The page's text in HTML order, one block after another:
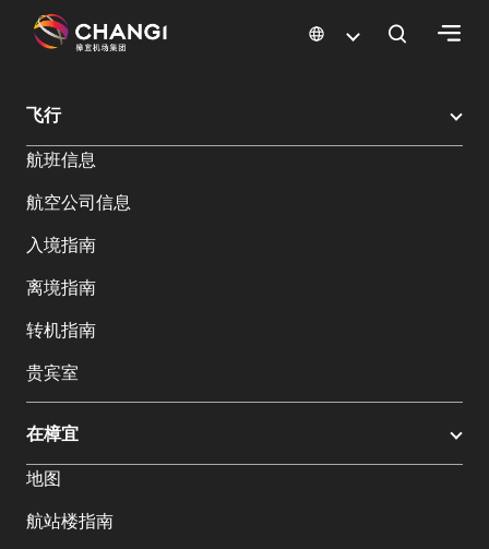
有
宜
网
选
语
言:
樟宜机场 樟宜机场餐饮与购物 樟宜机场购物指南 购物详情
飞行
航班信息
航空公司信息
入境指南
离境指南
转机指南
贵宾室
在樟宜
地图
航站楼指南